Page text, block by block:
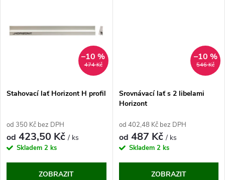
t
t
474 Kč
–10 %
Stahovací lať Horizont H profil
od 350 Kč bez DPH
od 423,50 Kč/ ks
Skladem 2 ks
ZOBRAZIT
546 Kč
–10 %
Srovnávací lať s 2 libelami
Horizont
od 402,48 Kč bez DPH
od 487 Kč/ ks
Skladem 2 ks
ZOBRAZIT